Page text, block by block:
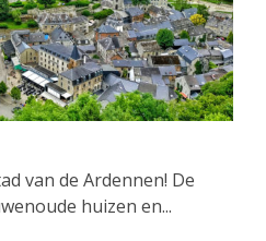
van de Ardennen! De
huizen en...